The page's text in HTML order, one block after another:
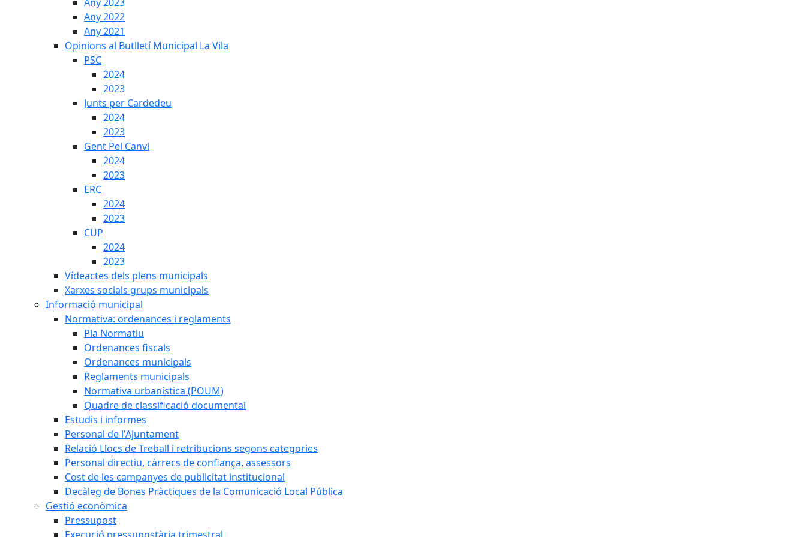
Any 2022
Any 2021
Opinions al Butlletí Municipal La Vila
PSC
2024
2023
Junts per Cardedeu
2024
2023
Gent Pel Canvi
2024
2023
ERC
2024
2023
CUP
2024
2023
Vídeactes dels plens municipals
Xarxes socials grups municipals
Informació municipal
Normativa: ordenances i reglaments
Pla Normatiu
Ordenances fiscals
Ordenances municipals
Reglaments municipals
Normativa urbanística (POUM)
Quadre de classificació documental
Estudis i informes
Personal de l'Ajuntament
Relació Llocs de Treball i retribucions segons categories
Personal directiu, càrrecs de confiança, assessors
Cost de les campanyes de publicitat institucional
Decàleg de Bones Pràctiques de la Comunicació Local Pública
Gestió econòmica
Pressupost